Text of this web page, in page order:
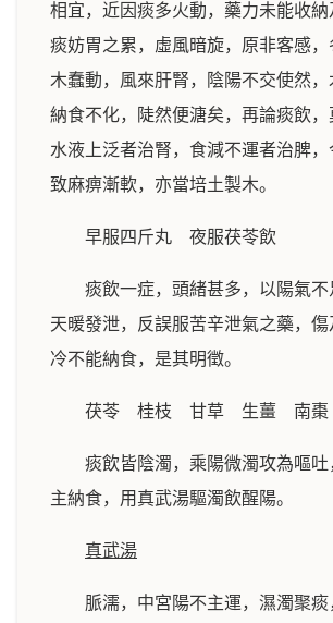
相宜，近因痰多火動，藥力未能收
痰妨胃之累，虛風暗旋，原非客感
木蠢動，風來肝腎，陰陽不交使然
納食不化，陡然便溏矣，再論痰飲
水液上泛者治腎，食減不運者治脾，
致麻痹漸軟，亦當培土製木。
早服四斤丸 夜服茯苓飲
痰飲一症，頭緒甚多，以陽氣
天暖發泄，反誤服苦辛泄氣之藥，
冷不能納食，是其明徵。
茯苓 桂枝 甘草 生薑 南棗
痰飲皆陰濁，乘陽微濁攻為嘔
主納食，用真武湯驅濁飲醒陽。
真武湯
脈濡，中宮陽不主運，濕濁聚